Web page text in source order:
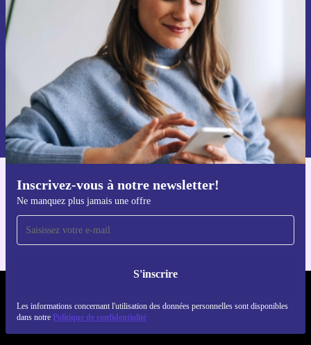
Inscrivez-vous à notre newsletter!
Ne manquez plus jamais une offre
S'inscrire
Les informations concernant l'utilisation des données personnelles sont disponibles
dans notre Politique de confidentialité
par mail
Ne manquez plus aucune offre.
S'inscrire
Retrouvez les informations sur l'utilisation des données personnelles
dans notre
politique de confidentialité.
Téléchargez l'application refurbed
Pour iOS et Android